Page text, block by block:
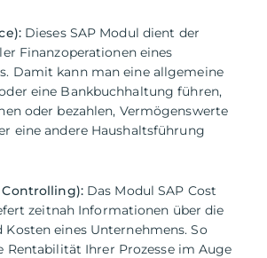
Dieses SAP Modul dient der
Finanzoperationen eines
Damit kann man eine allgemeine
eine Bankbuchhaltung führen,
oder bezahlen, Vermögenswerte
eine andere Haushaltsführung
Controlling):Das Modul SAP Cost
zeitnah Informationen über die
Kosten eines Unternehmens. So
Rentabilität Ihrer Prozesse im Auge